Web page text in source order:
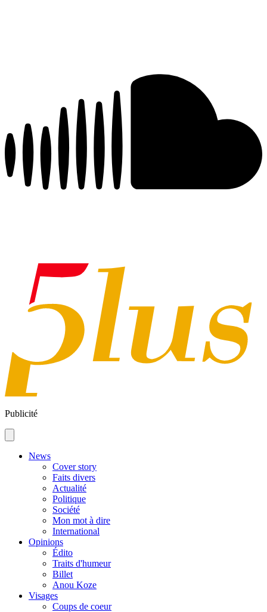
Publicité
News
Cover story
Faits divers
Actualité
Politique
Société
Mon mot à dire
International
Opinions
Édito
Traits d'humeur
Billet
Anou Koze
Visages
Coups de coeur